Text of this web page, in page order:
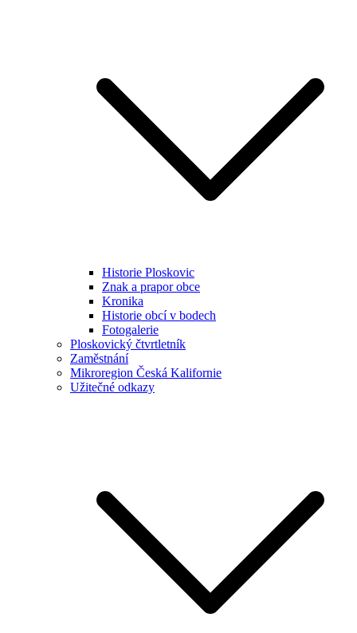
Historie Ploskovic
Znak a prapor obce
Kronika
Historie obcí v bodech
Fotogalerie
Ploskovický čtvrtletník
Zaměstnání
Mikroregion Česká Kalifornie
Užitečné odkazy